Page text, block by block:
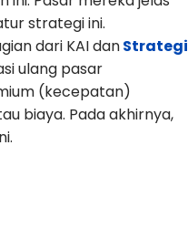
strategi ini.
dari KAI danStrategi
ulang pasar
(kecepatan)
biaya. Pada akhirnya,